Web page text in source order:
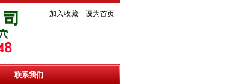
加入收藏 设为首页
联系我们